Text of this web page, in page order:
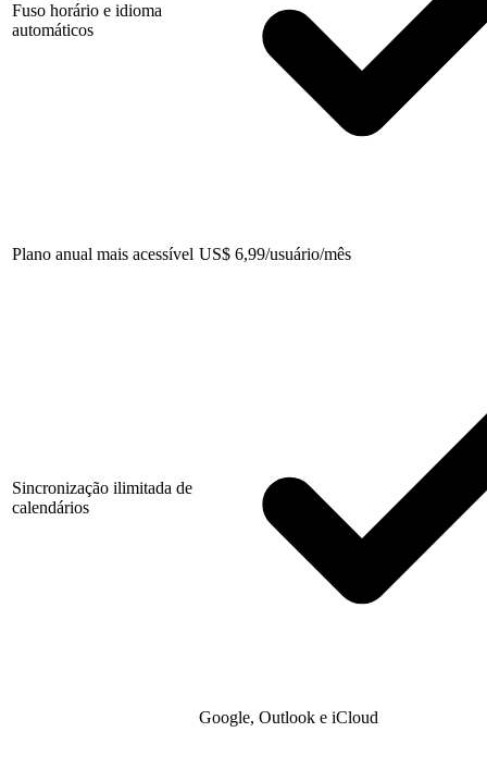
Fuso horário e idioma
automáticos
Plano anual mais acessível US$ 6,99/usuário/mês
Sincronização ilimitada de
calendários
Google, Outlook e iCloud